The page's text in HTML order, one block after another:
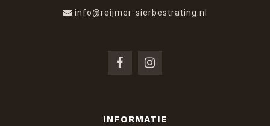
info@reijmer-sierbestrating.nl
INFORMATIE